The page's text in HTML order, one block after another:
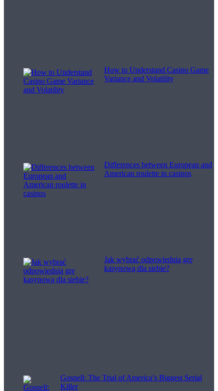
How to Understand Casino Game
Variance and Volatility
Differences between European and
American roulette in casinos
Jak wybrać odpowiednią grę
kasynową dla siebie?
Gosnell: The Trial of America’s Biggest Serial
Killer